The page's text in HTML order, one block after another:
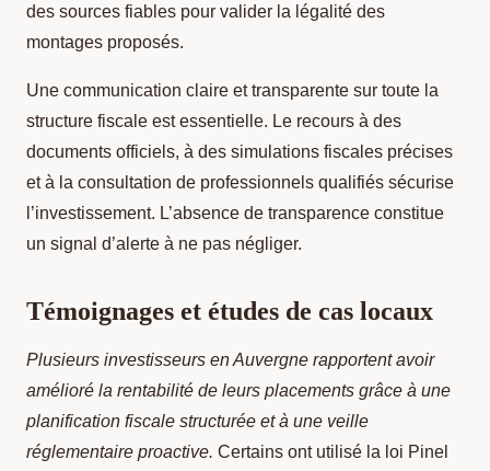
des sources fiables pour valider la légalité des
montages proposés.
Une communication claire et transparente sur toute la
structure fiscale est essentielle. Le recours à des
documents officiels, à des simulations fiscales précises
et à la consultation de professionnels qualifiés sécurise
l’investissement. L’absence de transparence constitue
un signal d’alerte à ne pas négliger.
Témoignages et études de cas locaux
Plusieurs investisseurs en Auvergne rapportent avoir
amélioré la rentabilité de leurs placements grâce à une
planification fiscale structurée et à une veille
réglementaire proactive. Certains ont utilisé la loi Pinel